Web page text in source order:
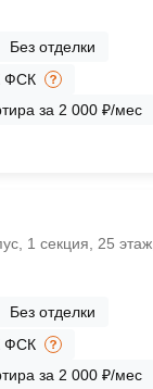
Без отделки
ФСК
за 2 000 ₽/мес
1 секция, 25 этаж,
Без отделки
ФСК
за 2 000 ₽/мес